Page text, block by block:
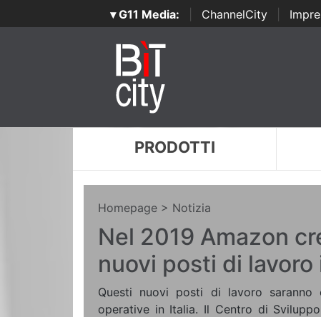
▾ G11 Media: ChannelCity
PRODOTTI
Homepage > Notizia
Nel 2019 Amazon
nuovi posti di lavoro
Questi nuovi posti di lavoro
operative in Italia. Il Centro di